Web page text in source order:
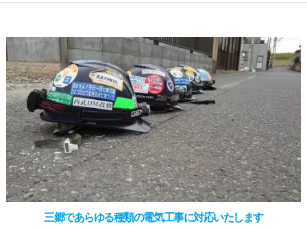
三郷であらゆる種類の電気工事に対応いたします